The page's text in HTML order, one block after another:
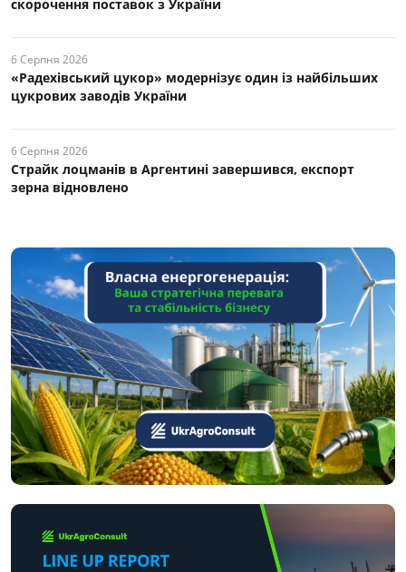
скорочення поставок з України
6 Серпня 2026
«Радехівський цукор» модернізує один із найбільших
цукрових заводів України
6 Серпня 2026
Страйк лоцманів в Аргентині завершився, експорт
зерна відновлено